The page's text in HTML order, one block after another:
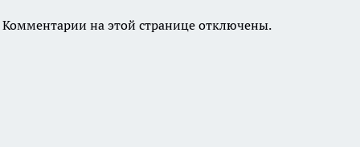
Комментарии на этой странице отключены.